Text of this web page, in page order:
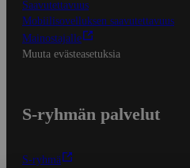
Saavutettavuus
Mobiilisovelluksen saavutettavuus
Mainostajalle
Muuta evästeasetuksia
S-ryhmän palvelut
S-ryhmä